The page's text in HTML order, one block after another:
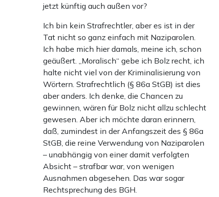
jetzt künftig auch außen vor?
Ich bin kein Strafrechtler, aber es ist in der
Tat nicht so ganz einfach mit Naziparolen.
Ich habe mich hier damals, meine ich, schon
geäußert. „Moralisch“ gebe ich Bolz recht, ich
halte nicht viel von der Kriminalisierung von
Wörtern. Strafrechtlich (§ 86a StGB) ist dies
aber anders. Ich denke, die Chancen zu
gewinnen, wären für Bolz nicht allzu schlecht
gewesen. Aber ich möchte daran erinnern,
daß, zumindest in der Anfangszeit des § 86a
StGB, die reine Verwendung von Naziparolen
– unabhängig von einer damit verfolgten
Absicht – strafbar war, von wenigen
Ausnahmen abgesehen. Das war sogar
Rechtsprechung des BGH.